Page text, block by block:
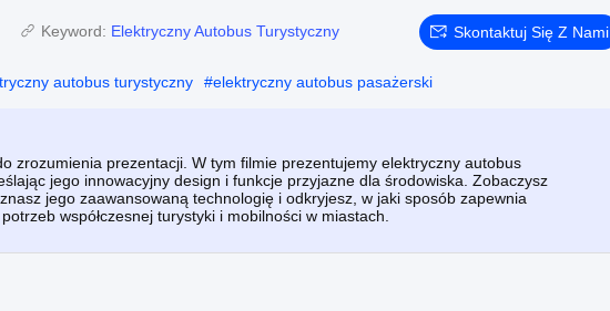
Keyword: Elektryczny Autobus Turystyczny Skontaktuj Się Z Nami
autobus turystyczny #elektryczny autobus pasażerski
zrozumienia prezentacji. W tym filmie prezentujemy elektryczny autobus
jego innowacyjny design i funkcje przyjazne dla środowiska. Zobaczysz
jego zaawansowaną technologię i odkryjesz, w jaki sposób zapewnia
współczesnej turystyki i mobilności w miastach.